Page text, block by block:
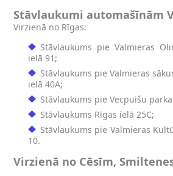
Stāvlaukumi automašīnām
Virzienā no Rīgas:
Stāvlaukums pie Valmieras
ielā 91;
Stāvlaukums pie Valmieras
ielā 40A;
Stāvlaukums pie Vecpuišu
Stāvlaukums Rīgas ielā 25C;
Stāvlaukums pie Valmieras
10.
Virzienā no Cēsīm,